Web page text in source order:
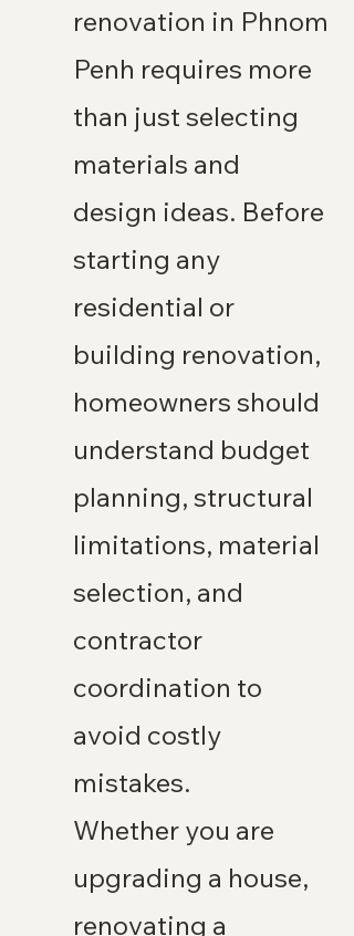
renovation in Phnom
Penh requires more
than just selecting
materials and
design ideas. Before
starting any
residential or
building renovation,
homeowners should
understand budget
planning, structural
limitations, material
selection, and
contractor
coordination to
avoid costly
mistakes.
Whether you are
upgrading a house,
renovating a